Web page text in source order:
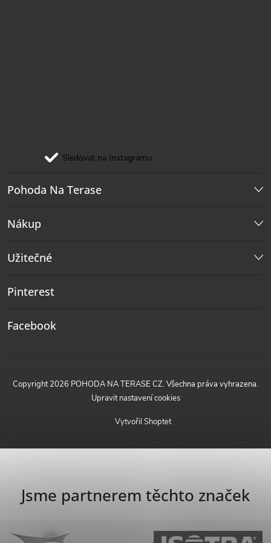
Sledovat na Instagramu
Pohoda Na Terase
Nákup
Užitečné
Pinterest
Facebook
Vytvořil Shoptet
Copyright 2026 POHODA NA TERASE CZ. Všechna práva vyhrazena.
Upravit nastavení cookies
Jsme partnerem těchto značek